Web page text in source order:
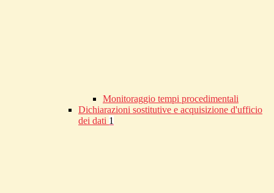
Monitoraggio tempi procedimentali
Dichiarazioni sostitutive e acquisizione d'ufficio
dei dati 1